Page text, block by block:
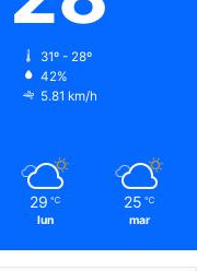
31º - 28º
42%
5.81 km/h
29 ℃
lun
25 ℃
mar